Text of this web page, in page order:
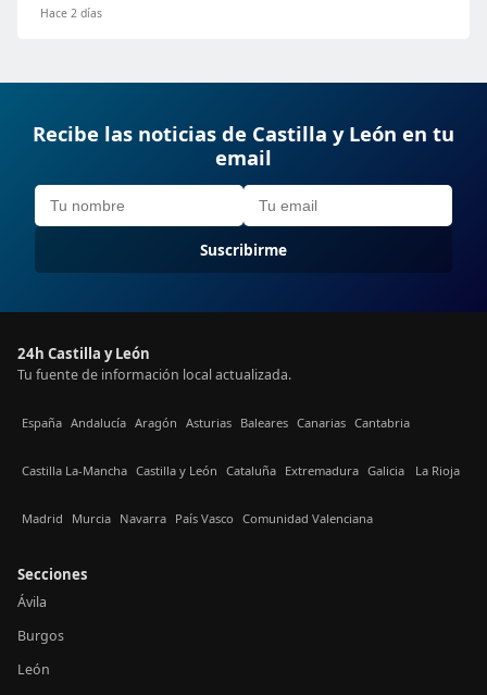
Hace 2 días
Recibe las noticias de Castilla y León en tu
email
Suscribirme
24h Castilla y León
Tu fuente de información local actualizada.
España Andalucía Aragón Asturias Baleares Canarias Cantabria
Castilla La-Mancha Castilla y León Cataluña Extremadura Galicia La Rioja
Madrid Murcia Navarra País Vasco Comunidad Valenciana
Secciones
Ávila
Burgos
León